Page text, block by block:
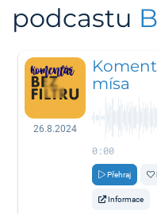
podcastu
26.8.2024
mísa
0:00
Přehraj
Informace